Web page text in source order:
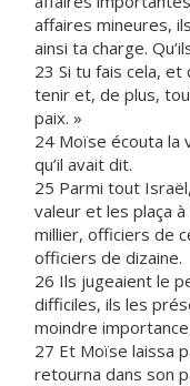
affaires mineures,
ainsi ta charge.
23 Si tu fais cela, et
tenir et, de plus,
paix. »
24 Moïse écouta
qu’il avait dit.
25 Parmi tout
valeur et les plaça
millier, officiers de
officiers de dizaine.
26 Ils jugeaient le
difficiles, ils les
moindre
27 Et Moïse laissa
retourna dans son